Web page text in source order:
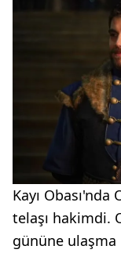
Kayı
telaşı hakimdi.
gününe ulaşma